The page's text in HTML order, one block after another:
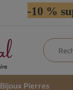
-10 %
Bijoux Pierres